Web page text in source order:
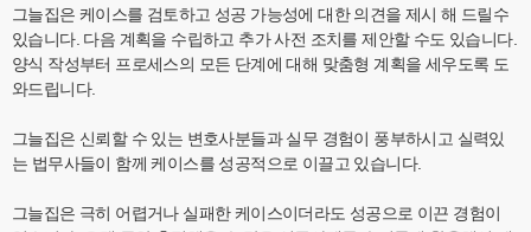
그늘집은 케이스를 검토하고 성공 가능성에 대한 의견을 제시 해 드릴수
있습니다. 다음 계획을 수립하고 추가 사전 조치를 제안할 수도 있습니다.
양식 작성부터 프로세스의 모든 단계에 대해 맞춤형 계획을 세우도록 도
와드립니다.
그늘집은 신뢰할 수 있는 변호사분들과 실무 경험이 풍부하시고 실력있
는 법무사들이 함께 케이스를 성공적으로 이끌고 있습니다.
그늘집은 극히 어렵거나 실패한 케이스이더라도 성공으로 이끈 경험이